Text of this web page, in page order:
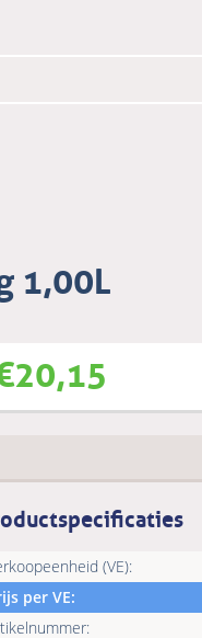
1,00L
20,15
(VE):
per VE: